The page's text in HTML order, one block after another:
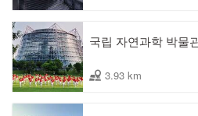
국립 자연과학 박물
3.93 km